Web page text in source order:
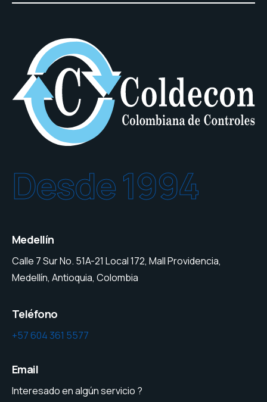
Desde 1994
Medellín
Calle 7 Sur No. 51A-21 Local 172, Mall Providencia,
Medellín, Antioquia, Colombia
Teléfono
+57 604 361 5577
Email
Interesado en algún servicio ?